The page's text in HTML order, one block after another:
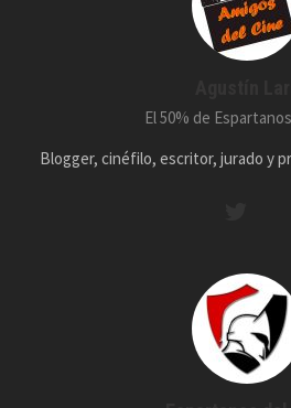
El 50% de
Blogger, cinéfilo, escritor, jurado y